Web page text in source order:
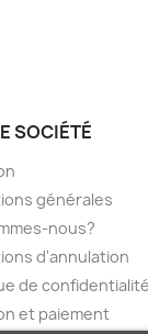
SOCIÉTÉ
générales
nous?
d'annulation
de confidentialité
et paiement